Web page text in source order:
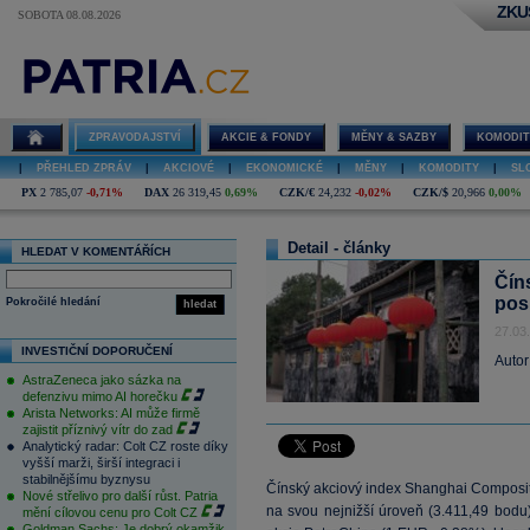
SOBOTA 08.08.2026
ZPRAVODAJSTVÍ AKCIE & FONDY MĚNY & SAZBY
PŘEHLED ZPRÁV AKCIOVÉ EKONOMICKÉ MĚNY KOMODITY
PX 2 785,07 -0,71% DAX 26 319,45 0,69% CZK/€ 24,232 -0,02% CZK/$ 20,966 0,00%
HLEDAT V KOMENTÁŘÍCH
hledat
Pokročilé hledání
INVESTIČNÍ DOPORUČENÍ
AstraZeneca jako sázka na
defenzivu mimo AI horečku
Arista Networks: AI může firmě
zajistit příznivý vítr do zad
Analytický radar: Colt CZ roste díky
vyšší marži, širší integraci i
stabilnějšímu byznysu
Nové střelivo pro další růst. Patria
mění cílovou cenu pro Colt CZ
Detail - články
Čínský akciový index Shanghai
na svou nejnižší úroveň (3.411,49